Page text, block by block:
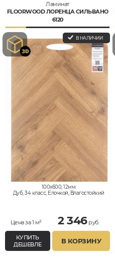
Ламинат
FLOORWOOD ЛОРЕНЦА СИЛЬВАНО
6120
В НАЛИЧИИ
100x600, 12мм
Дуб, 34 класс, Елочкой, Влагостойкий
Цена за 1 м² 2 346руб.
КУПИТЬ
ДЕШЕВЛЕ
В КОРЗИНУ